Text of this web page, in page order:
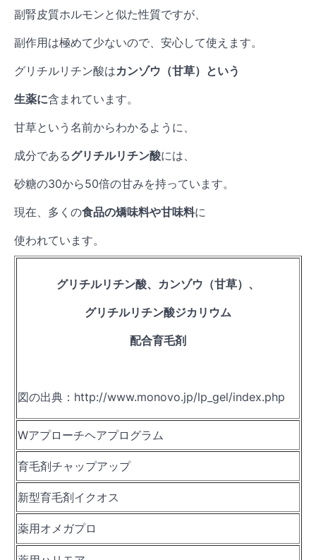
副腎皮質ホルモンと似た性質ですが、
副作用は極めて少ないので、安心して使えます。
グリチルリチン酸はカンゾウ（甘草）という
生薬に含まれています。
甘草という名前からわかるように、
成分であるグリチルリチン酸には、
砂糖の30から50倍の甘みを持っています。
現在、多くの食品の矯味料や甘味料に
使われています。
グリチルリチン酸、カンゾウ（甘草）、
グリチルリチン酸ジカリウム
配合育毛剤
図の出典：http://www.monovo.jp/lp_gel/index.php
Wアプローチヘアプログラム
育毛剤チャップアップ
新型育毛剤イクオス
薬用オメガプロ